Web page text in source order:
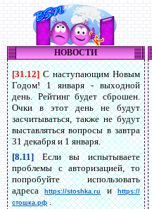
НОВОСТИ
[31.12]С наступающим Новым
Годом! 1 января - выходной
день. Рейтинг будет сброшен.
Очки в этот день не будут
засчитываться, также не будут
выставляться вопросы в завтра
31 декабря и 1 января.
[8.11]Если вы испытываете
проблемы с авторизацией, то
попробуйте использовать
адресаhttps://stoshka.ruиhttps://
стошка.рф.